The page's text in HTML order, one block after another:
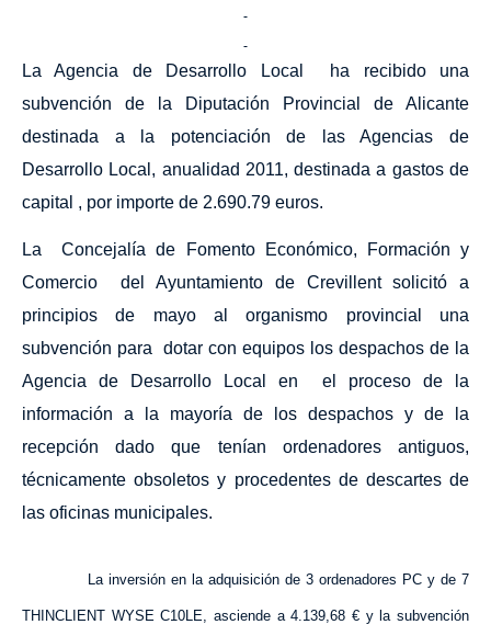
La Agencia de Desarrollo Local
ha recibido una
subvención de
la Diputación Provincial
de Alicante
destinada a la potenciación de las Agencias de
Desarrollo Local, anualidad 2011, destinada a gastos de
capital , por importe de 2.690.79 euros.
La Concejalía de Fomento Económico, Formación y
Comercio
del Ayuntamiento de Crevillent solicitó a
principios de mayo al organismo provincial una
subvención para
dotar con equipos los despachos de la
Agencia de Desarrollo Local en
el proceso de la
información a la mayoría de los despachos y de la
recepción dado que tenían ordenadores antiguos,
técnicamente obsoletos y procedentes de descartes de
las oficinas municipales.
La inversión en la adquisición de 3 ordenadores PC y de 7
THINCLIENT WYSEC10LE, asciende a 4.139,68 € y la subvención